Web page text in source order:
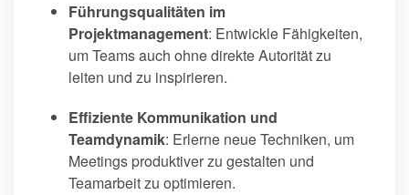
Führungsqualitäten im
Projektmanagement: Entwickle Fähigkeiten,
um Teams auch ohne direkte Autorität zu
leiten und zu inspirieren.
Effiziente Kommunikation und
Teamdynamik: Erlerne neue Techniken, um
Meetings produktiver zu gestalten und
Teamarbeit zu optimieren.